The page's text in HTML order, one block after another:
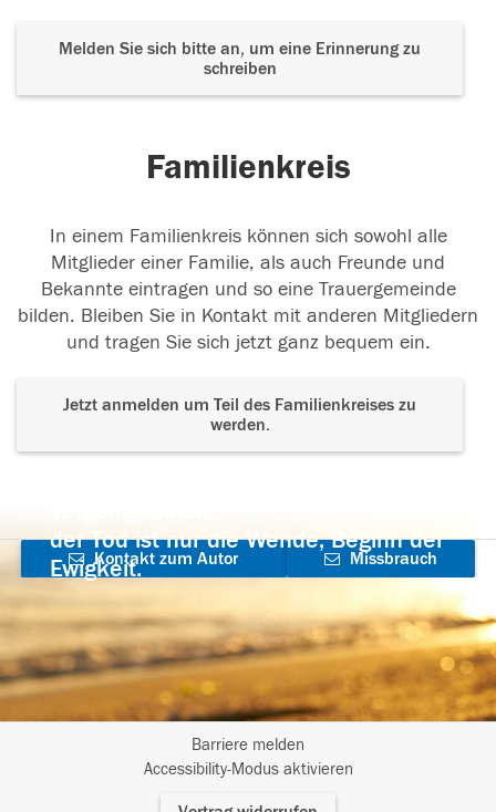
Melden Sie sich bitte an, um eine Erinnerung zu
schreiben
Familienkreis
In einem Familienkreis können sich sowohl alle
Mitglieder einer Familie, als auch Freunde und
Bekannte eintragen und so eine Trauergemeinde
bilden. Bleiben Sie in Kontakt mit anderen Mitgliedern
und tragen Sie sich jetzt ganz bequem ein.
Jetzt anmelden um Teil des Familienkreises zu
werden.
der Tod ist nur die Wende, Beginn der
Ewigkeit.
Kontakt zum Autor
aufnehmen
Missbrauch
Barriere melden
Accessibility-Modus aktivieren